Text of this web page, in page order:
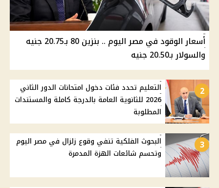
أسعار الوقود في مصر اليوم .. بنزين 80 بـ20.75 جنيه
والسولار بـ20.50 جنيه
2
التعليم تحدد فئات دخول امتحانات الدور الثاني
2026 للثانوية العامة بالدرجة كاملة والمستندات
المطلوبة
3
البحوث الفلكية تنفي وقوع زلزال في مصر اليوم
وتحسم شائعات الهزة المدمرة